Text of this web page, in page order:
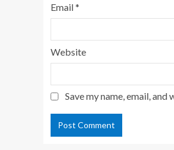
Email*
Website
Save my name, email,